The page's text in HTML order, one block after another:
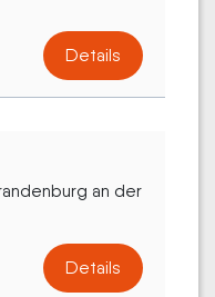
Details
an der
Details